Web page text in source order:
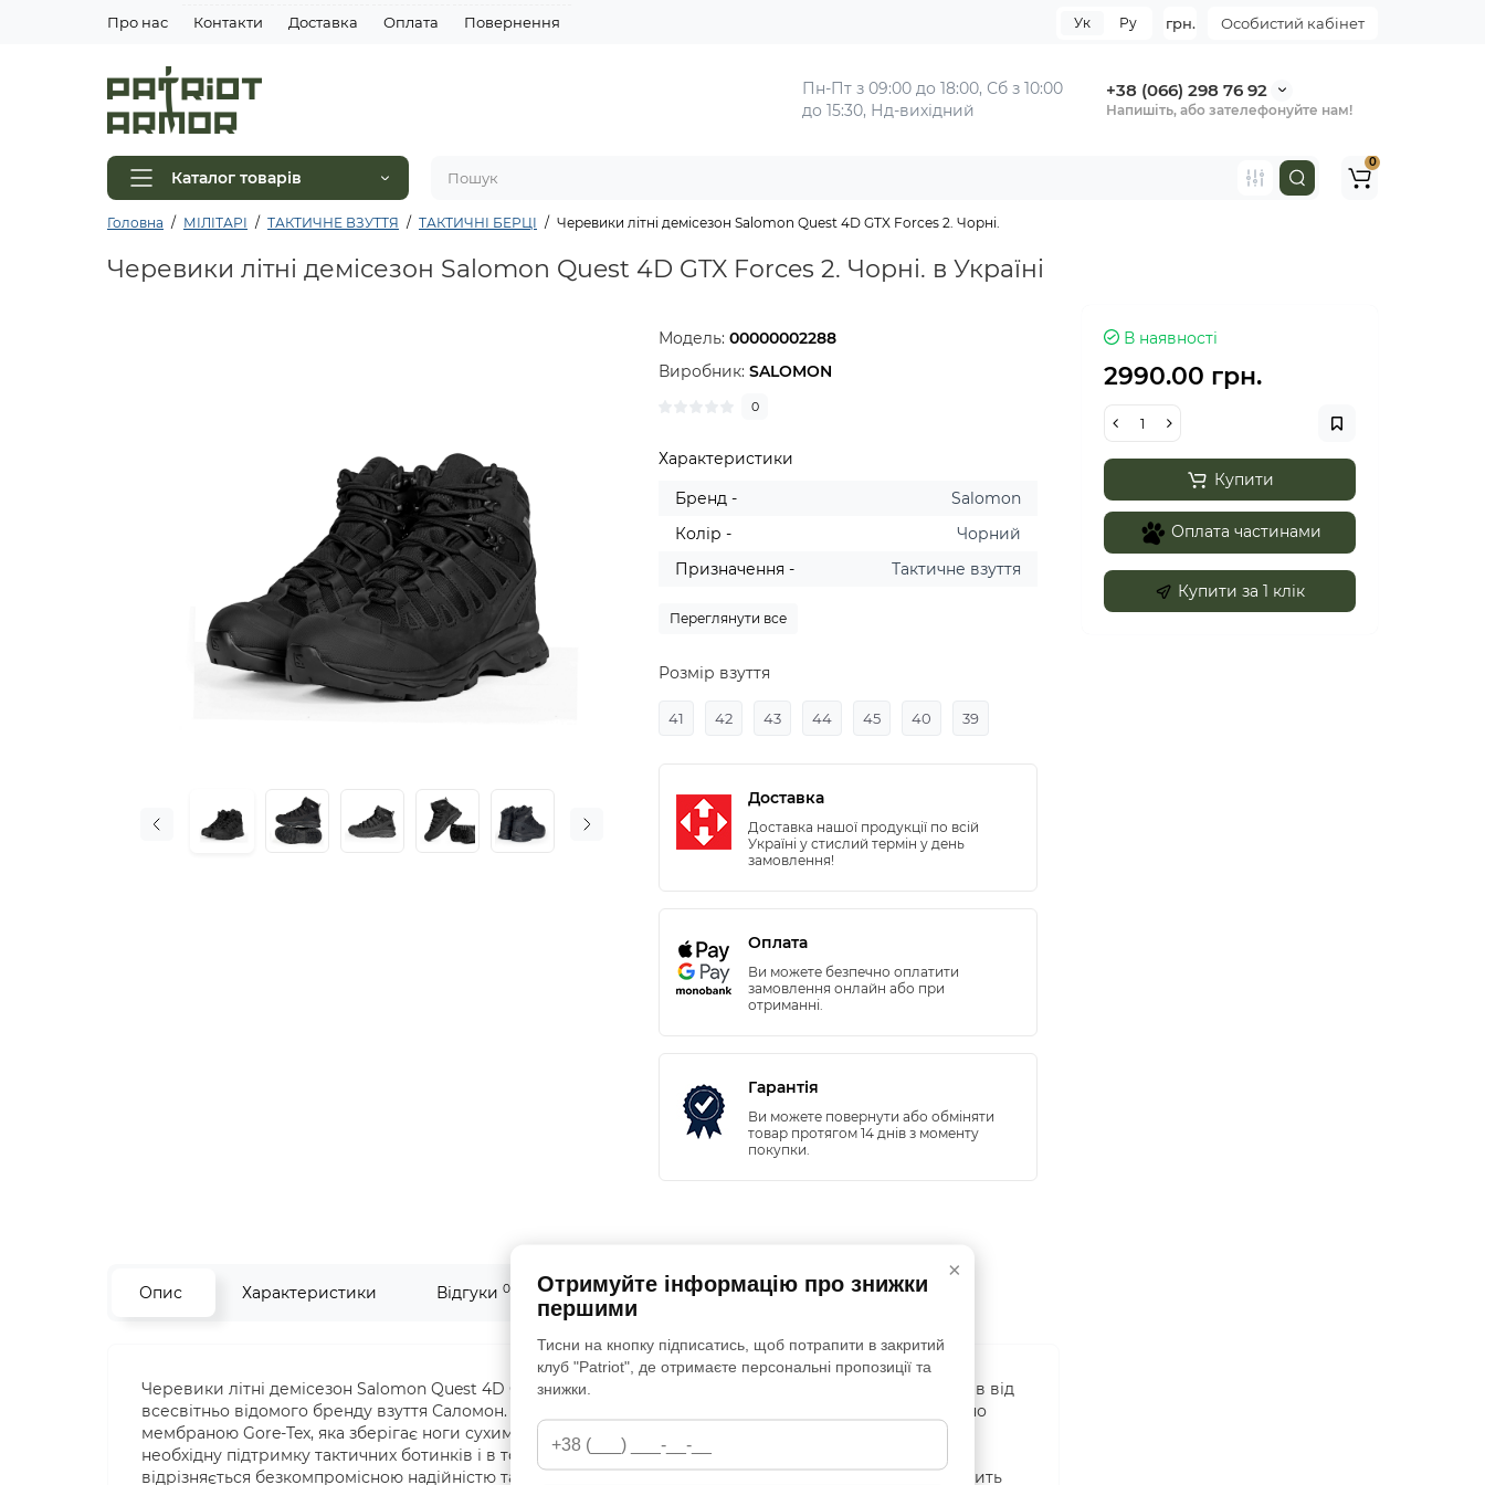
Про нас Контакти Доставка Оплата Повернення Особистий кабінет
грн.
Ук Ру
Пн-Пт з 09:00 до 18:00, Сб з 10:00
до 15:30, Нд-вихідний
+38 (066) 298 76 92
Напишіть, або зателефонуйте нам!
Каталог товарів
0
Головна МІЛІТАРІ ТАКТИЧНЕ ВЗУТТЯ ТАКТИЧНІ БЕРЦІ Черевики літні демісезон Salomon Quest 4D GTX Forces 2. Чорні.
Черевики літні демісезон Salomon Quest 4D GTX Forces 2. Чорні. в Україні
Модель:00000002288
Виробник:SALOMON
0
Характеристики
Бренд -
Salomon
Колір -
Чорний
Призначення -
Тактичне взуття
Переглянути все
Розмір взуття
41 42 43 44 45 40 39
Доставка
Доставка нашої продукції по всій
Україні у стислий термін у день
замовлення!
Оплата
Ви можете безпечно оплатити
замовлення онлайн або при
отриманні.
Гарантія
Ви можете повернути або обміняти
товар протягом 14 днів з моменту
покупки.
В наявності
2990.00 грн.
Купити
Оплата частинами
Купити за 1 клiк
Опис Характеристики Відгуки 0 Питання - відповідь (0)
Черевики літні демісезон Salomon Quest 4D GTX Forces 2 - дуже популярна модель тактичних ботинків від
всесвітньо відомого бренду взуття Саломон. Тактичне взуття Саломон Квест 4Д GTX Forces 2 оснащено
мембраною Gore-Tex, яка зберігає ноги сухими, та стійкою конструкцією підошви 4D. Це забезпечує
необхідну підтримку тактичних ботинків і в той же час гнучкість спринтерського взуття. Взуття
відрізняється безкомпромісною надійністю та превосходною функціональністю. Воно ідеально підходить
×
Отримуйте інформацію про знижки
першими
Тисни на кнопку підписатись, щоб потрапити в закритий
клуб "Patriot", де отримаєте персональні пропозиції та
знижки.